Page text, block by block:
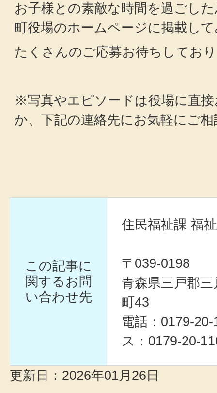
お子様との素敵な時間を過ごし
町役場のホームページに掲載し
たくさんのご応募お待ちしてお
※写真やエピソードは役場に直
か、下記の連絡先にお気軽にご
この記事に
関するお問
い合わせ先
住民福祉課 福
〒039-0198
青森県三戸郡
町43
電話：0179-
ス：0179-20-
更新日：2026年01月26日